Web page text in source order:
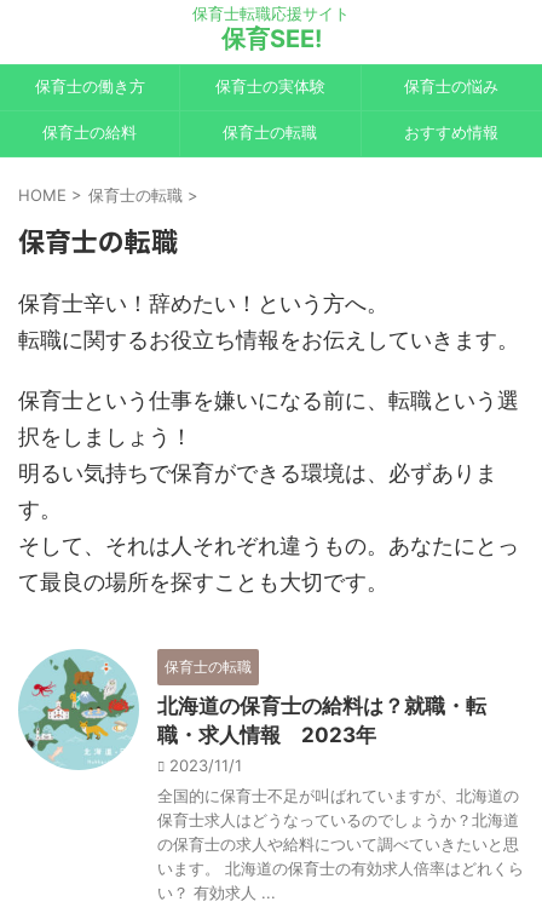
保育士転職応援サイト
保育SEE!
保育士の働き方 保育士の実体験 保育士の悩み
保育士の給料 保育士の転職 おすすめ情報
HOME > 保育士の転職 >
保育士の転職
保育士辛い！辞めたい！という方へ。
転職に関するお役立ち情報をお伝えしていきます。
保育士という仕事を嫌いになる前に、転職という選
択をしましょう！
明るい気持ちで保育ができる環境は、必ずありま
す。
そして、それは人それぞれ違うもの。あなたにとっ
て最良の場所を探すことも大切です。
保育士の転職
北海道の保育士の給料は？就職・転
職・求人情報 2023年
2023/11/1
全国的に保育士不足が叫ばれていますが、北海道の
保育士求人はどうなっているのでしょうか？北海道
の保育士の求人や給料について調べていきたいと思
います。 北海道の保育士の有効求人倍率はどれくら
い？ 有効求人 ...